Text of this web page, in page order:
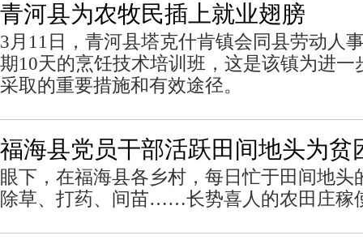
青河县为农牧民插上就业翅膀
3月11日，青河县塔克什肯镇会同县劳动人
期10天的烹饪技术培训班，这是该镇为进一
采取的重要措施和有效途径。
福海县党员干部活跃田间地头为贫
眼下，在福海县各乡村，每日忙于田间地头
除草、打药、间苗……长势喜人的农田庄稼